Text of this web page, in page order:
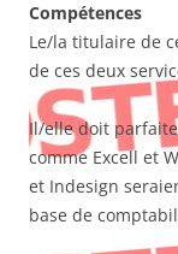
Compétences
Le/la titulaire de
de ces deux
Il/elle doit
comme Excell et
et Indesign
base de